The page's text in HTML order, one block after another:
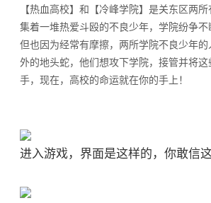
【热血高校】和【冷峰学院】是关东区两
集着一堆热爱斗殴的不良少年，学院纷争不
但也因为经常有摩擦，两所学院不良少年
外的地头蛇，他们想攻下学院，接管并将
手，现在，高校的命运就在你的手上！
进入游戏，界面是这样的，你敢信